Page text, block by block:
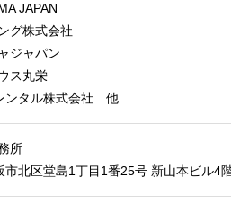
JAPAN
グ株式会社
ジャパン
ス丸栄
ンタル株式会社 他
所
市北区堂島1丁目1番25号 新山本ビル4